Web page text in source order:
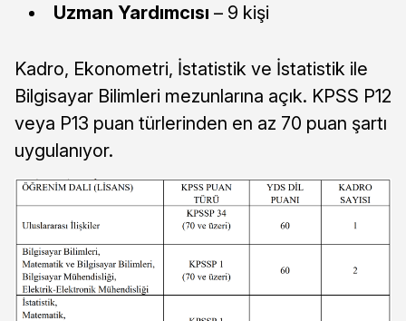
Uzman Yardımcısı – 9 kişi
Kadro, Ekonometri, İstatistik ve İstatistik ile
Bilgisayar Bilimleri mezunlarına açık. KPSS P12
veya P13 puan türlerinden en az 70 puan şartı
uygulanıyor.